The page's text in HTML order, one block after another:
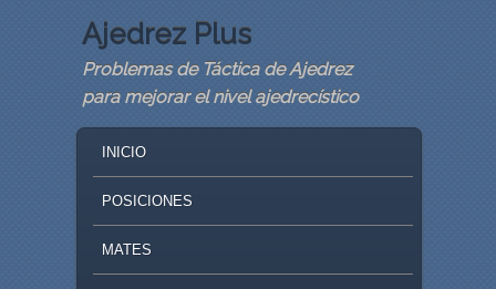
Ajedrez Plus
Problemas de Táctica de Ajedrez
para mejorar el nivel ajedrecístico
SKIP TO PRIMARY CONTENT
SKIP TO SECONDARY CONTENT
INICIO
POSICIONES
MATES